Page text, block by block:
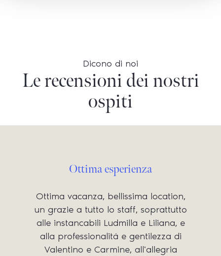
Dicono di noi
Le recensioni dei nostri
ospiti
Ottima esperienza
Ottima vacanza, bellissima location,
un grazie a tutto lo staff, soprattutto
alle instancabili Ludmilla e Liliana, e
alla professionalità e gentilezza di
Valentino e Carmine, all'allegria